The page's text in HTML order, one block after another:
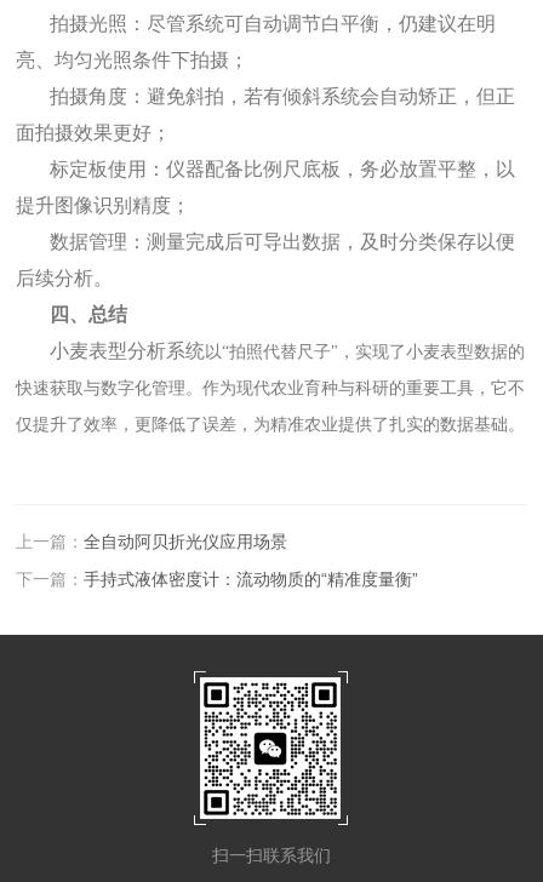
拍摄光照：尽管系统可自动调节白平衡，仍建议在明
亮、均匀光照条件下拍摄；
拍摄角度：避免斜拍，若有倾斜系统会自动矫正，但正
面拍摄效果更好；
标定板使用：仪器配备比例尺底板，务必放置平整，以
提升图像识别精度；
数据管理：测量完成后可导出数据，及时分类保存以便
后续分析。
四、总结
小麦表型分析系统以“拍照代替尺子"，实现了小麦表型数据的
快速获取与数字化管理。作为现代农业育种与科研的重要工具，它不
仅提升了效率，更降低了误差，为精准农业提供了扎实的数据基础。
上一篇：全自动阿贝折光仪应用场景
下一篇：手持式液体密度计：流动物质的“精准度量衡”
扫一扫联系我们